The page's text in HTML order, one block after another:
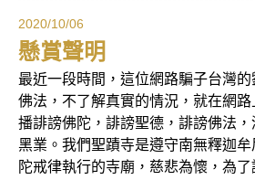
2020/10/06
懸賞聲明
最近一段時間，這位網路騙子台灣的
佛法，不了解真實的情況，就在網
播誹謗佛陀，誹謗聖德，誹謗佛法
黑業。我們聖蹟寺是遵守南無釋迦
陀戒律執行的寺廟，慈悲為懷，為